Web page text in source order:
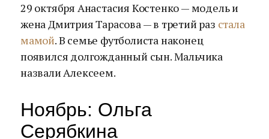
29 октября Анастасия Костенко — модель и
жена Дмитрия Тарасова — в третий раз стала
мамой. В семье футболиста наконец
появился долгожданный сын. Мальчика
назвали Алексеем.
Ноябрь: Ольга
Серябкина